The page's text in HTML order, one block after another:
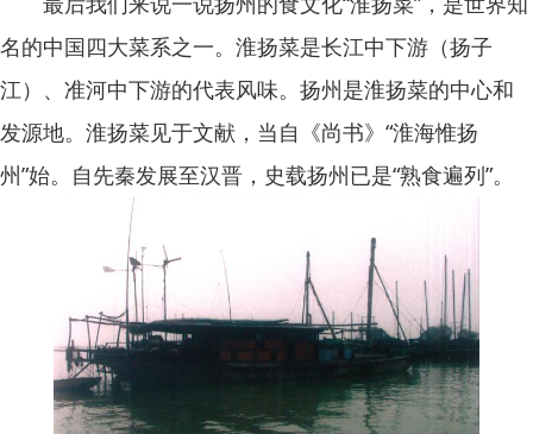
名的中国四大菜系之一。淮扬菜是长江中下游（扬子
江）、准河中下游的代表风味。扬州是淮扬菜的中心和
发源地。淮扬菜见于文献，当自《尚书》“淮海惟扬
州”始。自先秦发展至汉晋，史载扬州已是“熟食遍列”。